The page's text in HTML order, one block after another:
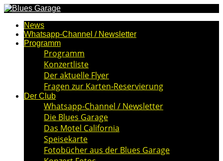
News
Whatsapp-Channel / Newsletter
Programm
Programm
Konzertliste
Der aktuelle Flyer
Fragen zur Karten-Reservierung
Der Club
Whatsapp-Channel / Newsletter
Die Blues Garage
Das Motel California
Speisekarte
Fotobücher aus der Blues Garage